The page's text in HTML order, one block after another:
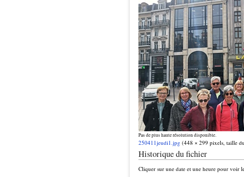
Pas de plus haute résolution disponible.
250411jeudi1.jpg (448 × 299 pixels, taille
Historique du fichier
Cliquer sur une date et une heure pour voir